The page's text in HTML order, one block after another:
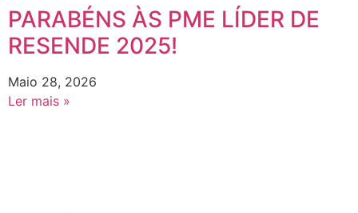
PARABÉNS ÀS PME LÍDER DE
RESENDE 2025!
Maio 28, 2026
Ler mais »